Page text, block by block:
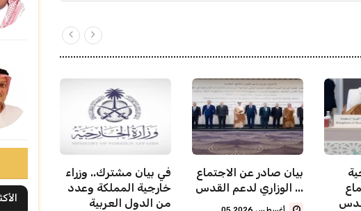
في بيان مشترك.. وزراء
خارجية المملكة وعدد
من الدول العربية
بيان صادر عن الاجتماع
الوزاري لدعم القدس ...